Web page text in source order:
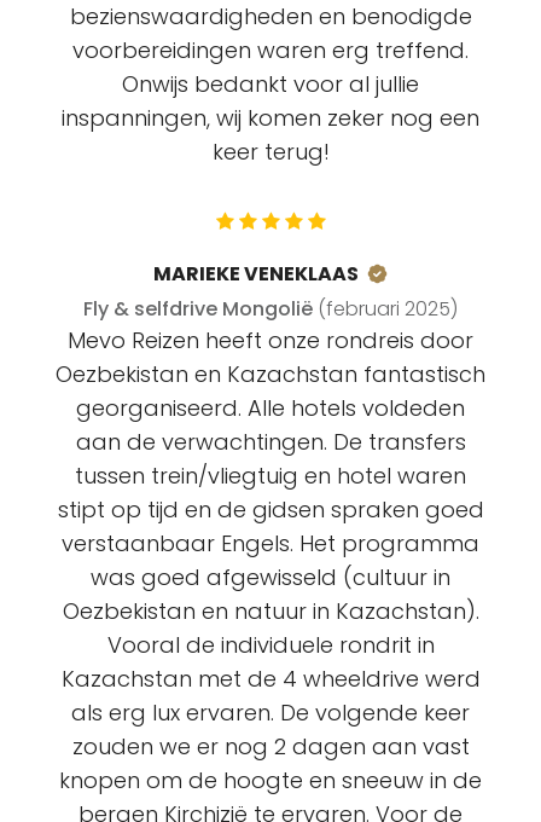
bezienswaardigheden en benodigde
voorbereidingen waren erg treffend.
Onwijs bedankt voor al jullie
inspanningen, wij komen zeker nog een
keer terug!
MARIEKE VENEKLAAS
Fly & selfdrive Mongolië (februari 2025)
Mevo Reizen heeft onze rondreis door
Oezbekistan en Kazachstan fantastisch
georganiseerd. Alle hotels voldeden
aan de verwachtingen. De transfers
tussen trein/vliegtuig en hotel waren
stipt op tijd en de gidsen spraken goed
verstaanbaar Engels. Het programma
was goed afgewisseld (cultuur in
Oezbekistan en natuur in Kazachstan).
Vooral de individuele rondrit in
Kazachstan met de 4 wheeldrive werd
als erg lux ervaren. De volgende keer
zouden we er nog 2 dagen aan vast
knopen om de hoogte en sneeuw in de
bergen Kirchizië te ervaren. Voor de